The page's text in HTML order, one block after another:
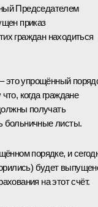
Председателем
приказ
граждан находиться
это упрощённый
когда граждане
получать
больничные листы.
порядке, и
будет
на этот счёт.